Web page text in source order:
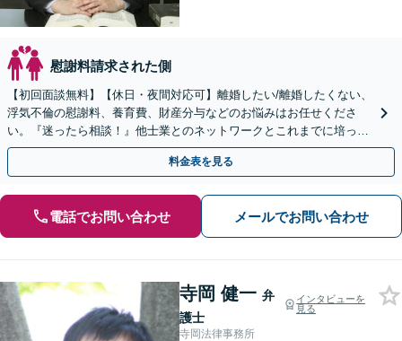
慰謝料請求された側
【初回面談無料】【休日・夜間対応可】離婚したい/離婚したくない、
浮気不倫の慰謝料、養育費、財産分与などのお悩みはお任せくださ
い。『迷ったら相談！』他士業とのネットワークとこれまでに培った
ノウハウを駆使して最後まで寄り添ってサポートします。
料金表を見る
電話でお問い合わせ メールでお問い合わせ
寺岡 健一 弁
護士
インタビューを
見る
寺岡法律事務所